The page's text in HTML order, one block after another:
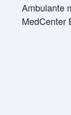
Ambulante
MedCenter